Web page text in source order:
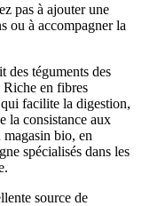
pas à ajouter une
ou à accompagner la
des téguments des
Riche en fibres
facilite la digestion,
la consistance aux
bio, en
spécialisés dans les
source de